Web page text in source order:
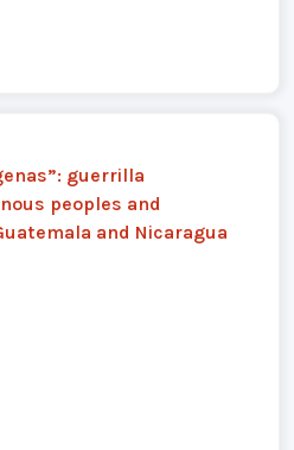
guerrilla
peoples and
and Nicaragua